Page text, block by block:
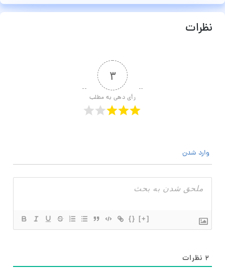
نظرات
۳
رأی دهی به مطلب
وارد شدن
{} [+]
۲ نظرات